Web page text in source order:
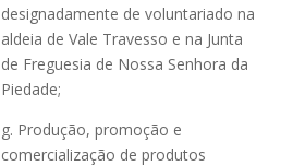
designadamente de voluntariado na
aldeia de Vale Travesso e na Junta
de Freguesia de Nossa Senhora da
Piedade;
g. Produção, promoção e
comercialização de produtos